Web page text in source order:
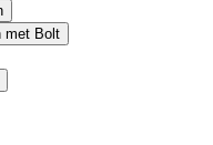
met Bolt